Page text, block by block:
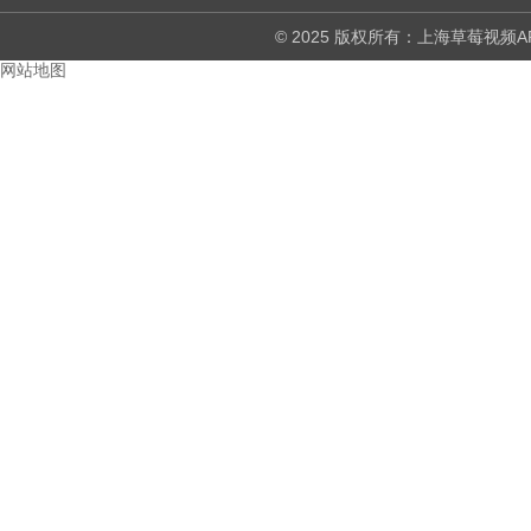
© 2025 版权所有：上海草莓视
网站地图